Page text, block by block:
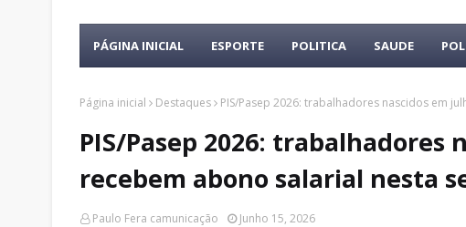
PÁGINA INICIAL ESPORTE POLITICA SAUDE
Página inicial Destaques PIS/Pasep 2026: trabalhadores nascidos em
PIS/Pasep 2026: trabalhadores
recebem abono salarial nesta
Paulo Fera camunicação Junho 15, 2026